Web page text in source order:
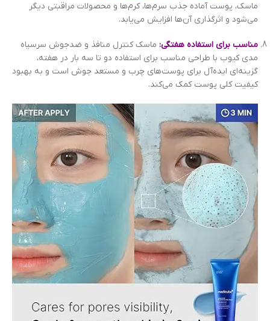
ماسک، پوست آماده جذب سرم‌ها، کرم‌ها و محصولات مراقبتی دیگر
می‌شود و اثرگذاری آن‌ها افزایش می‌یابد.
مناسب برای استفاده هفتگی: ماسک کنترل منافذ و ضدجوش سرسیاه
مدی کیوب با طراحی مناسب برای استفاده دو تا سه بار در هفته،
گزینه‌ای ایده‌آل برای پوست‌های چرب و مستعد جوش است و به بهبود
کیفیت کلی پوست کمک می‌کند.